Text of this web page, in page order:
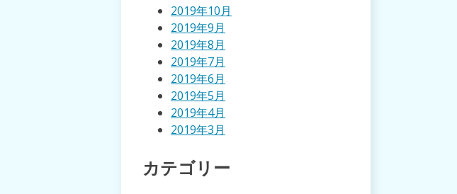
2019年10月
2019年9月
2019年8月
2019年7月
2019年6月
2019年5月
2019年4月
2019年3月
カテゴリー